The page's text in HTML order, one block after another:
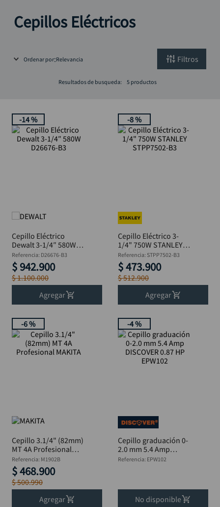
Cepillos Eléctricos
Ordenar por Relevancia Filtros
Resultados de busqueda: 5 productos
-14 %
Cepillo Eléctrico
Dewalt 3-1/4″ 580W
D26676-B3
Referencia: D26676-B3
$ 942.900
$1.100.000
Agregar
-8 %
Cepillo Eléctrico 3-
1/4" 750W STANLEY
STPP7502-B3
Referencia: STPP7502-B3
$473.900
$512.900
Agregar
-6 %
Cepillo 3.1/4" (82mm)
MT 4A Profesional
MAKITA
Referencia: M1902B
$468.900
$500.990
Agregar
-4 %
Cepillo graduación 0-
2.0 mm 5.4 Amp
DISCOVER 0.87 HP
Referencia: EPW102
No disponible